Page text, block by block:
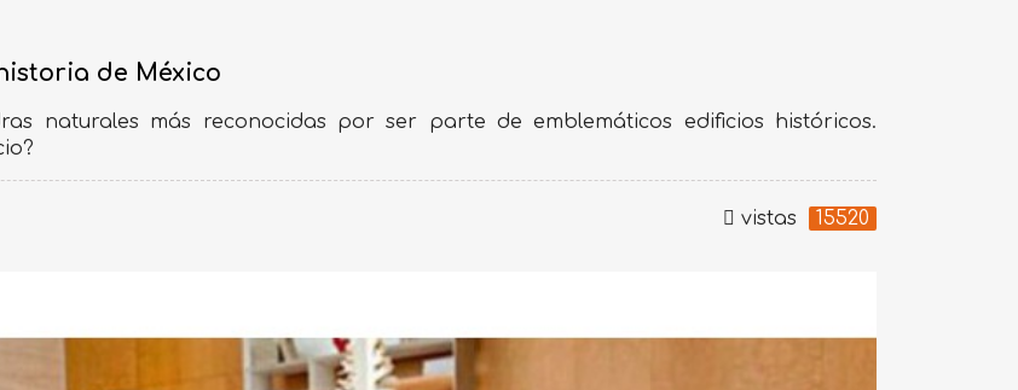
de México
naturales más reconocidas por ser parte de emblemáticos edificios históricos.
vistas 15520